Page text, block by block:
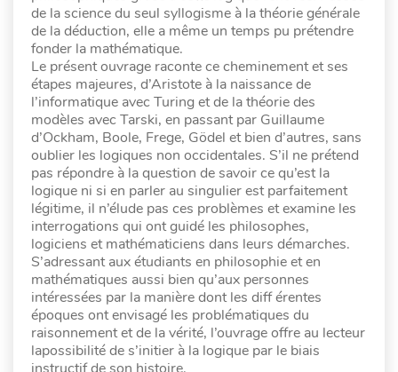
de la science du seul syllogisme à la théorie générale
de la déduction, elle a même un temps pu prétendre
fonder la mathématique.
Le présent ouvrage raconte ce cheminement et ses
étapes majeures, d’Aristote à la naissance de
l’informatique avec Turing et de la théorie des
modèles avec Tarski, en passant par Guillaume
d’Ockham, Boole, Frege, Gödel et bien d’autres, sans
oublier les logiques non occidentales. S’il ne prétend
pas répondre à la question de savoir ce qu’est la
logique ni si en parler au singulier est parfaitement
légitime, il n’élude pas ces problèmes et examine les
interrogations qui ont guidé les philosophes,
logiciens et mathématiciens dans leurs démarches.
S’adressant aux étudiants en philosophie et en
mathématiques aussi bien qu’aux personnes
intéressées par la manière dont les diff érentes
époques ont envisagé les problématiques du
raisonnement et de la vérité, l’ouvrage offre au lecteur
lapossibilité de s’initier à la logique par le biais